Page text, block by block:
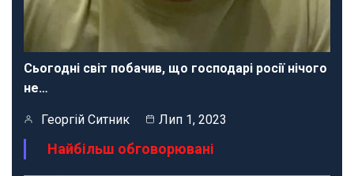
Сьогодні світ побачив, що господарі росії нічого
не…
Георгій Ситник Лип 1, 2023
Найбільш обговорювані